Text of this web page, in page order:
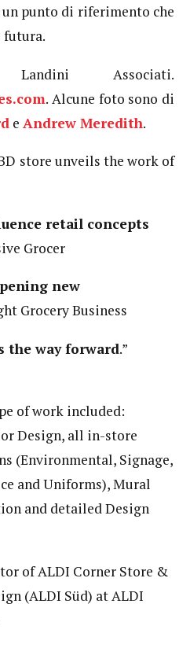
punto di riferimento che
futura.
Associati.
. Alcune foto sono di
e Andrew Meredith.
store unveils the work of
retail concepts
Grocer
new
Grocery Business
way forward.”
of work included:
Design, all in-store
(Environmental, Signage,
and Uniforms), Mural
and detailed Design
of ALDI Corner Store &
(ALDI Süd) at ALDI